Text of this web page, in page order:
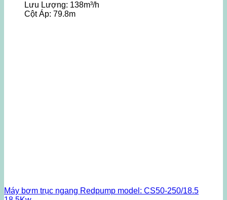
Lưu Lượng: 138m³/h
Cột Áp: 79.8m
Máy bơm trục ngang Redpump model: CS50-250/18.5